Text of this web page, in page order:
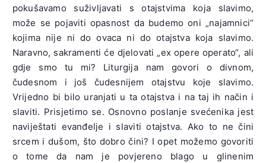
pokušavamo suživljavati s otajstvima koja slavimo,
može se pojaviti opasnost da budemo oni „najamnici“
kojima nije ni do ovaca ni do otajstva koja slavimo.
Naravno, sakramenti će djelovati „ex opere operato“, ali
gdje smo tu mi? Liturgija nam govori o divnom,
čudesnom i još čudesnijem otajstvu koje slavimo.
Vrijedno bi bilo uranjati u ta otajstva i na taj ih način i
slaviti. Prisjetimo se. Osnovno poslanje svećenika jest
naviještati evanđelje i slaviti otajstva. Ako to ne čini
srcem i dušom, što dobro čini? I opet možemo govoriti
o tome da nam je povjereno blago u glinenim